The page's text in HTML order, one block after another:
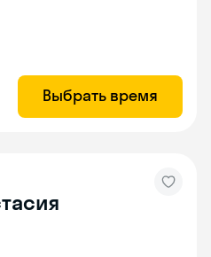
Выбрать время